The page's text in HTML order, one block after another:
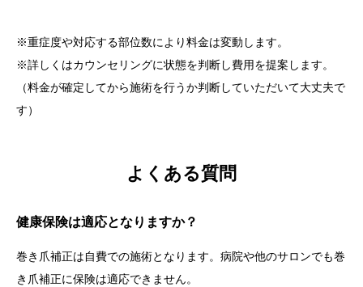
※重症度や対応する部位数により料金は変動します。
※詳しくはカウンセリングに状態を判断し費用を提案します。
（料金が確定してから施術を行うか判断していただいて大丈夫で
す）
よくある質問
健康保険は適応となりますか？
巻き爪補正は自費での施術となります。病院や他のサロンでも巻
き爪補正に保険は適応できません。